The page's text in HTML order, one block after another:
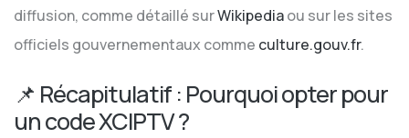
diffusion, comme détaillé surWikipediaou sur les sites
officiels gouvernementaux comme culture.gouv.fr.
📌 Récapitulatif : Pourquoi opter pour
un code XCIPTV ?